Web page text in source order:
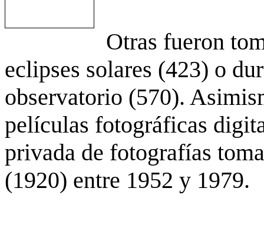
Otras fueron
eclipses solares (423) o
observatorio (570).
películas fotográficas
privada de fotografías
(1920) entre 1952 y 1979.